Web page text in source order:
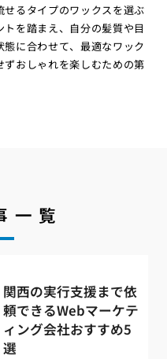
るタイプのワックスを選ぶ
を踏まえ、自分の髪質や目
に合わせて、最適なワック
おしゃれを楽しむための第
一覧
関西の実行支援まで依
頼できるWebマーケテ
ィング会社おすすめ5
選